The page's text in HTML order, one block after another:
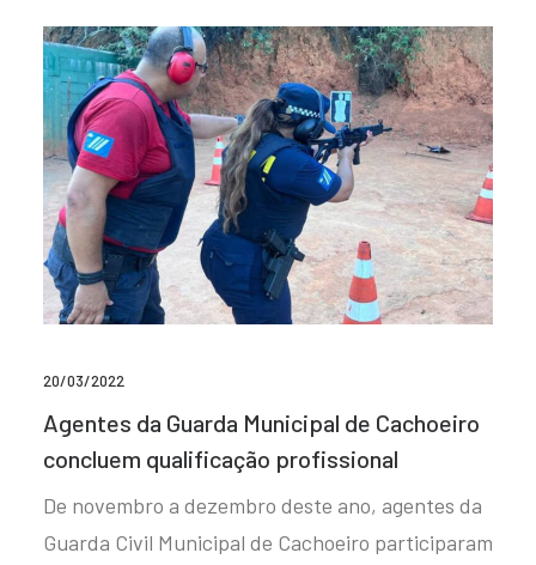
20/03/2022
Agentes da Guarda Municipal de Cachoeiro
concluem qualificação profissional
De novembro a dezembro deste ano, agentes da
Guarda Civil Municipal de Cachoeiro participaram